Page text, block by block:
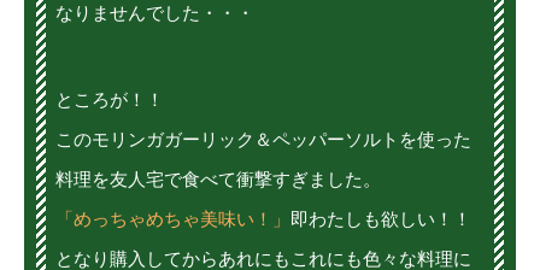
なりませんでした・・・
ところが！！
このモリンガガーリック＆ペッパーソルトを使った
料理を友人宅で食べて衝撃すぎました。
「めっちゃめちゃ美味い！」 即わたしも欲しい！！
となり購入してからあれにもこれにも色々な料理に